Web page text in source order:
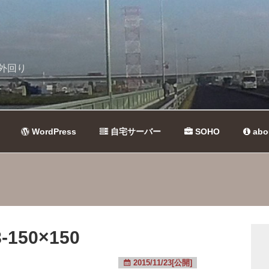
回り
WordPress 自宅サーバー SOHO
150×150
2015/11/23[公開]